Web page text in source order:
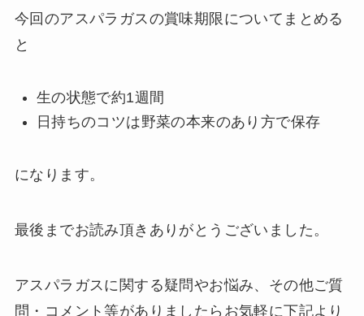
今回のアスパラガスの賞味期限についてまとめる
と
生の状態で約1週間
日持ちのコツは野菜の本来のあり方で保存
になります。
最後までお読み頂きありがとうございました。
アスパラガスに関する疑問やお悩み、その他ご質
問・コメント等がありましたらお気軽に下記より